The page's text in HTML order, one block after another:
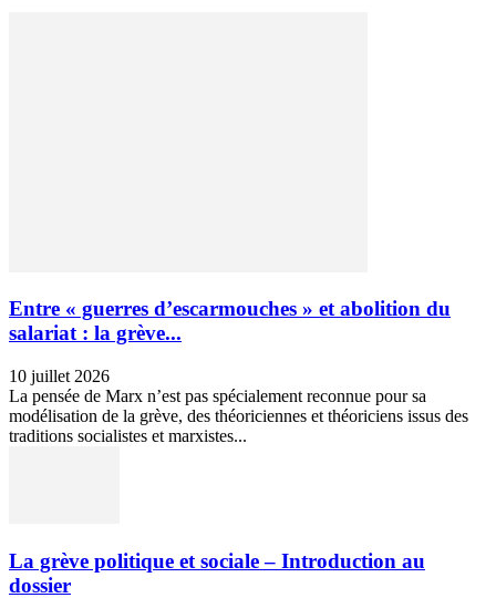
Entre « guerres d’escarmouches » et abolition du
salariat : la grève...
10 juillet 2026
La pensée de Marx n’est pas spécialement reconnue pour sa
modélisation de la grève, des théoriciennes et théoriciens issus des
traditions socialistes et marxistes...
La grève politique et sociale – Introduction au
dossier